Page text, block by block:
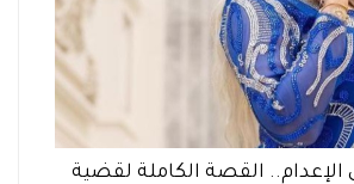
القصة الكاملة لقضية